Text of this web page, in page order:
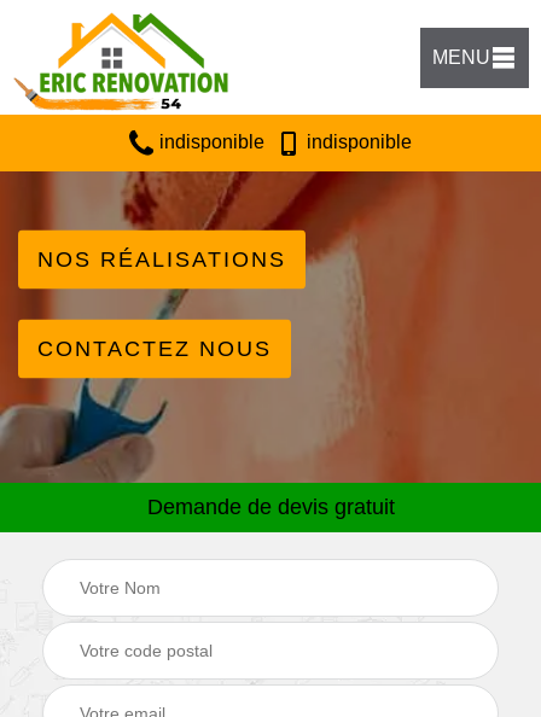
MENU
indisponible indisponible
NOS RÉALISATIONS
CONTACTEZ NOUS
Demande de devis gratuit